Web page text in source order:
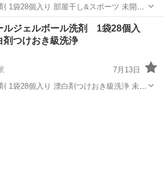
干し&スポーツ 未開封
設定しております。 平日夜20時頃
のお渡しは要相談となります。
駅 洗濯用品 部屋
ルジェルボール洗剤 1袋28個入
つけおき級洗浄
7月13日
剤つけおき級洗浄 未開